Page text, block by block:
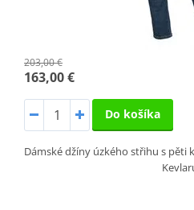
203,00 €
163,00 €
Do košíka
Dámské džíny úzkého střihu s pěti